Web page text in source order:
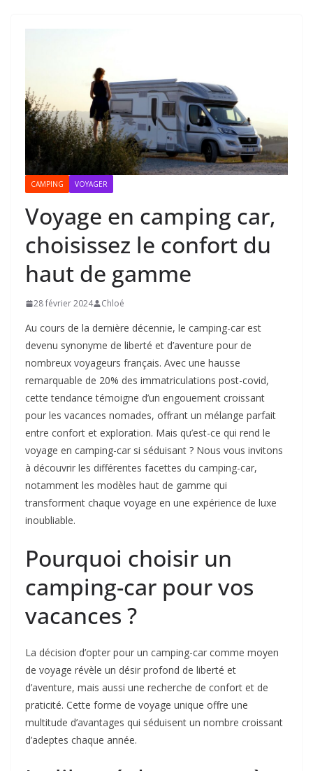
CAMPING VOYAGER
Voyage en camping car,
choisissez le confort du
haut de gamme
28 février 2024 Chloé
Au cours de la dernière décennie, le camping-car est
devenu synonyme de liberté et d’aventure pour de
nombreux voyageurs français. Avec une hausse
remarquable de 20% des immatriculations post-covid,
cette tendance témoigne d’un engouement croissant
pour les vacances nomades, offrant un mélange parfait
entre confort et exploration. Mais qu’est-ce qui rend le
voyage en camping-car si séduisant ? Nous vous invitons
à découvrir les différentes facettes du camping-car,
notamment les modèles haut de gamme qui
transforment chaque voyage en une expérience de luxe
inoubliable.
Pourquoi choisir un
camping-car pour vos
vacances ?
La décision d’opter pour un camping-car comme moyen
de voyage révèle un désir profond de liberté et
d’aventure, mais aussi une recherche de confort et de
praticité. Cette forme de voyage unique offre une
multitude d’avantages qui séduisent un nombre croissant
d’adeptes chaque année.